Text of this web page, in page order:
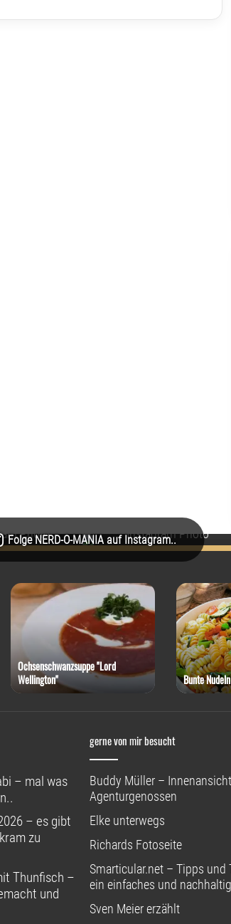
Folge NERD-O-MANIA auf Instagram..
Ochsenschwanzsuppe "Lord
Wellington"
Bunte
– mal was
– es gibt
zu
Thunfisch –
und
gerne von mir besucht
Buddy Müller –
Agenturgenossen
Elke unterwegs
Richards Fotoseite
Smarticular.net – Tipps und
ein einfaches und
Sven Meier erzählt